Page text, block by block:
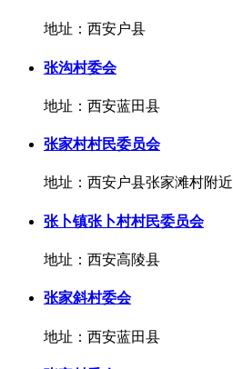
地址：西安户县
张沟村委会
地址：西安蓝田县
张家村村民委员会
地址：西安户县张家滩村附近
张卜镇张卜村村民委员会
地址：西安高陵县
张家斜村委会
地址：西安蓝田县